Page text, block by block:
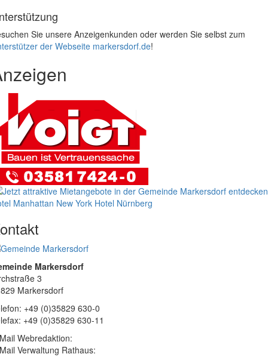
Sie unsere Anzeigenkunden oder werden Sie selbst zum
der Webseite markersdorf.de!
Manhattan New York Hotel Nürnberg
Markersdorf
3
Markersdorf
+49 (0)35829 630-0
+49 (0)35829 630-11
Webredaktion:
Verwaltung Rathaus: